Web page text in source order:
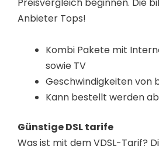
Anbieter Tops!
Kombi Pakete mit
sowie TV
Geschwindigkeiten von
Kann bestellt werden ab
Günstige DSL tarife
Was ist mit dem VDSL-Tarif?